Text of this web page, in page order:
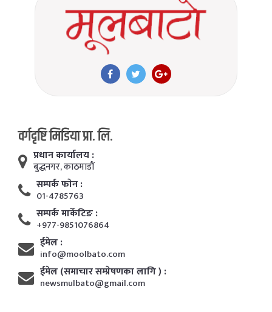
वर्गदृष्टि मिडिया प्रा. लि.
प्रधान कार्यालय :
बुद्धनगर, काठमाडाैं
सम्पर्क फाेन :
01-4785763
सम्पर्क मार्केटिङ :
+977-9851076864
ईमेल :
info@moolbato.com
ईमेल (समाचार सम्प्रेषणका लागि ) :
newsmulbato@gmail.com